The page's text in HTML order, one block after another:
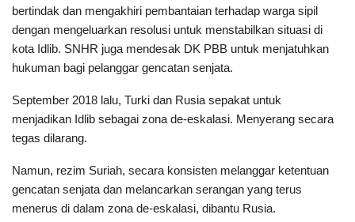
bertindak dan mengakhiri pembantaian terhadap warga sipil
dengan mengeluarkan resolusi untuk menstabilkan situasi di
kota Idlib. SNHR juga mendesak DK PBB untuk menjatuhkan
hukuman bagi pelanggar gencatan senjata.
September 2018 lalu, Turki dan Rusia sepakat untuk
menjadikan Idlib sebagai zona de-eskalasi. Menyerang secara
tegas dilarang.
Namun, rezim Suriah, secara konsisten melanggar ketentuan
gencatan senjata dan melancarkan serangan yang terus
menerus di dalam zona de-eskalasi, dibantu Rusia.